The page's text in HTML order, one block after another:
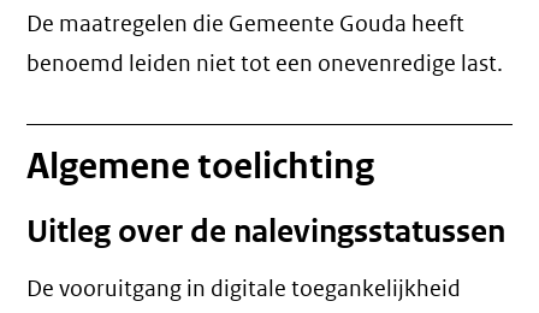
De maatregelen die Gemeente Gouda heeft
benoemd leiden niet tot een onevenredige last.
Algemene toelichting
Uitleg over de nalevingsstatussen
De vooruitgang in digitale toegankelijkheid